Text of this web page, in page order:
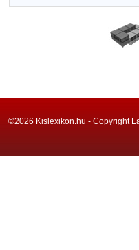
©2026 Kislexikon.hu - Copyright